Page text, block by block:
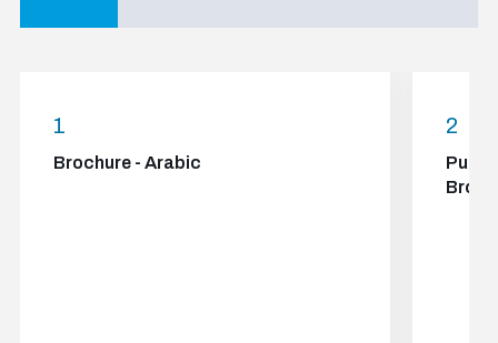
1
Brochure - Arabic
2